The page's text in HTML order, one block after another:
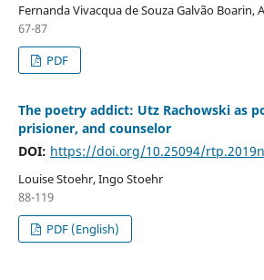
Fernanda Vivacqua de Souza Galvão Boarin,
67-87
PDF
The poetry addict: Utz Rachowski as
prisioner, and counselor
DOI: https://doi.org/10.25094/
Louise Stoehr, Ingo Stoehr
88-119
PDF (English)